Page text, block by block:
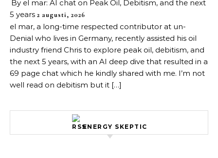
By el mar: AI chat on Peak Oil, Debitism, and the next
5 years 2 augusti, 2026
el mar, a long-time respected contributor at un-
Denial who lives in Germany, recently assisted his oil
industry friend Chris to explore peak oil, debitism, and
the next 5 years, with an AI deep dive that resulted in a
69 page chat which he kindly shared with me. I’m not
well read on debitism but it […]
ENERGY SKEPTIC